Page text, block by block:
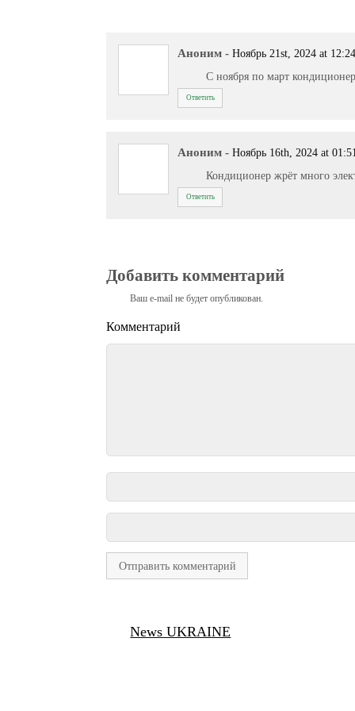
Аноним - Ноябрь 21st, 2024 at 12:24
С ноября по март
Ответить
Аноним - Ноябрь 16th, 2024 at 01:51
Кондиционер жрёт много
Ответить
Добавить комментарий
Ваш e-mail не будет опубликован.
Комментарий
News UKRAINE